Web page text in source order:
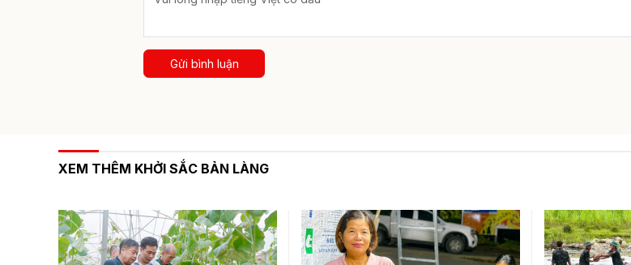
Gửi bình luận
XEM THÊM KHỞI SẮC BẢN LÀNG